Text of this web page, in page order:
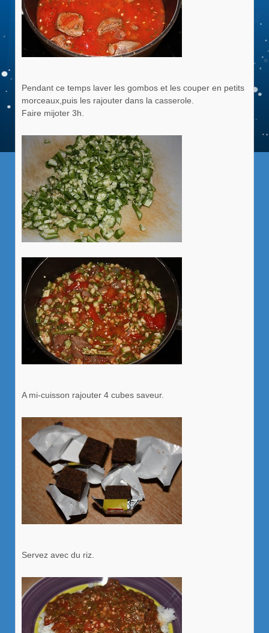
Pendant ce temps laver les gombos et les couper en petits
morceaux,puis les rajouter dans la casserole.
Faire mijoter 3h.
A mi-cuisson rajouter 4 cubes saveur.
Servez avec du riz.